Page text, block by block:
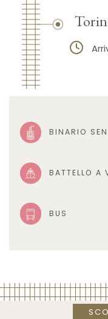
BINARIO
BATTELLO A
BUS